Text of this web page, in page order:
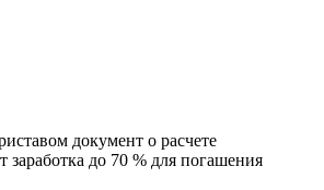
документ о расчете
до 70 % для погашения